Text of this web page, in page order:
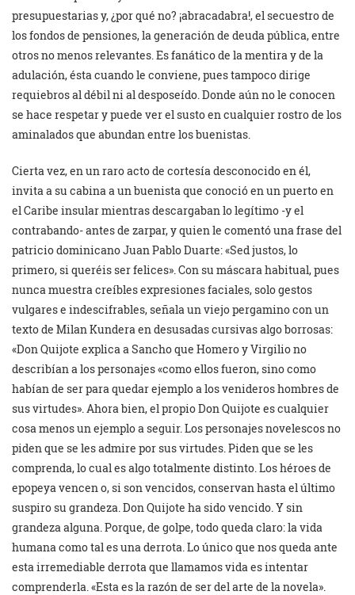
presupuestarias y, ¿por qué no? ¡abracadabra!, el secuestro de
los fondos de pensiones, la generación de deuda pública, entre
otros no menos relevantes. Es fanático de la mentira y de la
adulación, ésta cuando le conviene, pues tampoco dirige
requiebros al débil ni al desposeído. Donde aún no le conocen
se hace respetar y puede ver el susto en cualquier rostro de los
aminalados que abundan entre los buenistas.
Cierta vez, en un raro acto de cortesía desconocido en él,
invita a su cabina a un buenista que conoció en un puerto en
el Caribe insular mientras descargaban lo legítimo -y el
contrabando- antes de zarpar, y quien le comentó una frase del
patricio dominicano Juan Pablo Duarte: «Sed justos, lo
primero, si queréis ser felices». Con su máscara habitual, pues
nunca muestra creíbles expresiones faciales, solo gestos
vulgares e indescifrables, señala un viejo pergamino con un
texto de Milan Kundera en desusadas cursivas algo borrosas:
«Don Quijote explica a Sancho que Homero y Virgilio no
describían a los personajes «como ellos fueron, sino como
habían de ser para quedar ejemplo a los venideros hombres de
sus virtudes». Ahora bien, el propio Don Quijote es cualquier
cosa menos un ejemplo a seguir. Los personajes novelescos no
piden que se les admire por sus virtudes. Piden que se les
comprenda, lo cual es algo totalmente distinto. Los héroes de
epopeya vencen o, si son vencidos, conservan hasta el último
suspiro su grandeza. Don Quijote ha sido vencido. Y sin
grandeza alguna. Porque, de golpe, todo queda claro: la vida
humana como tal es una derrota. Lo único que nos queda ante
esta irremediable derrota que llamamos vida es intentar
comprenderla. «Esta es la razón de ser del arte de la novela».